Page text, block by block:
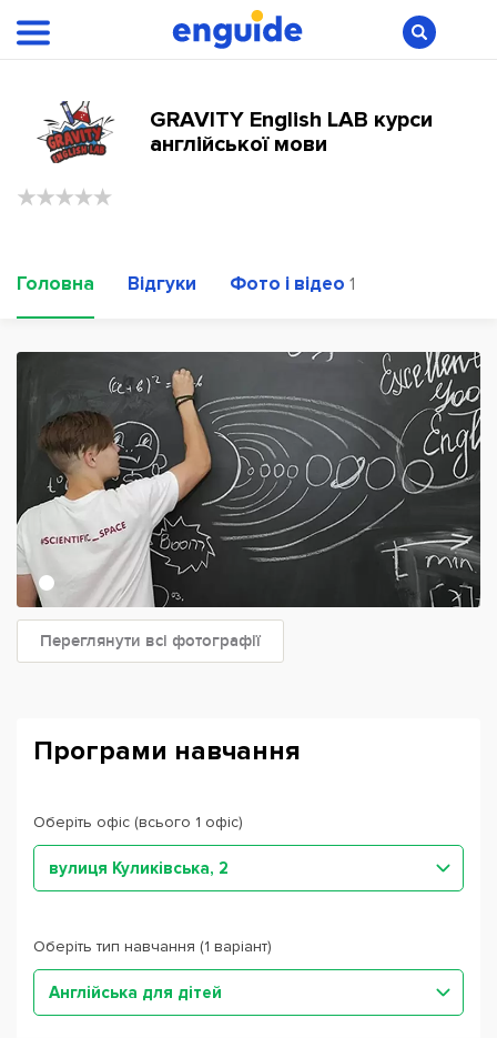
GRAVITY English LAB курси
англійської мови
Головна Відгуки Фото і відео 1
Переглянути всі фотографії
Програми навчання
Оберіть офіс (всього 1 офіс)
вулиця Куликівська, 2
Оберіть тип навчання (1 варіант)
Англійська для дітей